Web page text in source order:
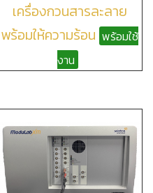
เครื่องกวนสารละลาย
พร้อมให้ความร้อน พร้อมใช้
งาน